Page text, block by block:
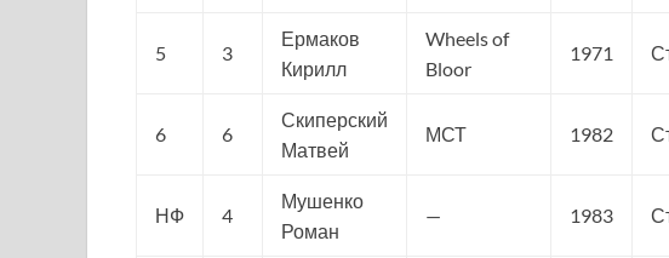
5 3
Ермаков
Кирилл
Wheels of
Bloor
1971
6 6
Скиперский
Матвей
МСТ 1982
НФ 4
Мушенко
Роман
— 1983